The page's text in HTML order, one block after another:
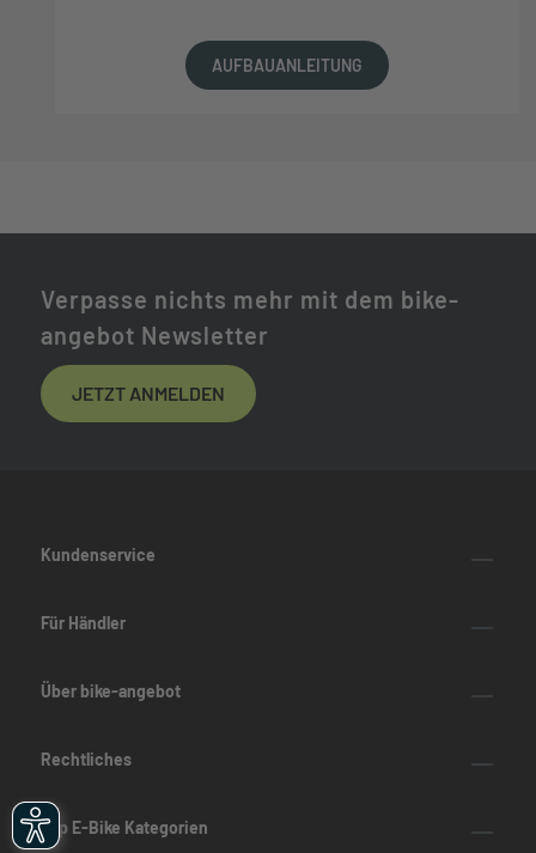
AUFBAUANLEITUNG
Verpasse nichts mehr mit dem bike-
angebot Newsletter
JETZT ANMELDEN
Kundenservice
Für Händler
Über bike-angebot
Rechtliches
Top E-Bike Kategorien